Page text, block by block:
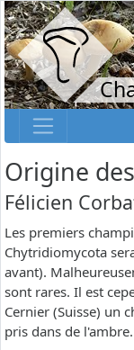
Origine
Félicien
Les premiers
Chytridiomycota
avant).
sont rares. Il est
Cernier (Suisse) un
pris dans de l'ambre.